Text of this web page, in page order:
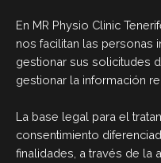
En MR Physio Clinic
nos facilitan las personas
gestionar sus solicitudes
gestionar la información
La base legal para el
consentimiento
finalidades, a través de la